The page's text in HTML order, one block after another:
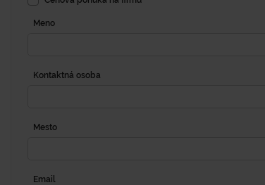
Meno
Kontaktná osoba
Mesto
Email